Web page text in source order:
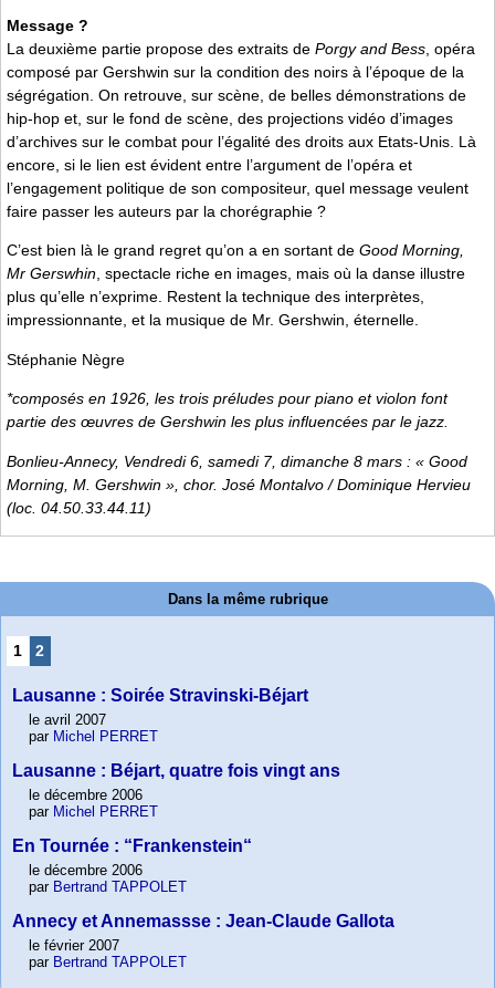
Message ?
La deuxième partie propose des extraits de Porgy and Bess , opéra
composé par Gershwin sur la condition des noirs à l’époque de la
ségrégation. On retrouve, sur scène, de belles démonstrations de
hip-hop et, sur le fond de scène, des projections vidéo d’images
d’archives sur le combat pour l’égalité des droits aux Etats-Unis. Là
encore, si le lien est évident entre l’argument de l’opéra et
l’engagement politique de son compositeur, quel message veulent
faire passer les auteurs par la chorégraphie ?
C’est bien là le grand regret qu’on a en sortant de Good Morning,
Mr Gerswhin, spectacle riche en images, mais où la danse illustre
plus qu’elle n’exprime. Restent la technique des interprètes,
impressionnante, et la musique de Mr. Gershwin, éternelle.
Stéphanie Nègre
*composés en 1926, les trois préludes pour piano et violon font
partie des œuvres de Gershwin les plus influencées par le jazz.
Bonlieu-Annecy, Vendredi 6, samedi 7, dimanche 8 mars : « Good
Morning, M. Gershwin », chor. José Montalvo / Dominique Hervieu
(loc. 04.50.33.44.11)
Dans la même rubrique
1 2
Lausanne : Soirée Stravinski-Béjart
le avril 2007
par Michel PERRET
Lausanne : Béjart, quatre fois vingt ans
le décembre 2006
par Michel PERRET
En Tournée : “Frankenstein“
le décembre 2006
par Bertrand TAPPOLET
Annecy et Annemassse : Jean-Claude Gallota
le février 2007
par Bertrand TAPPOLET